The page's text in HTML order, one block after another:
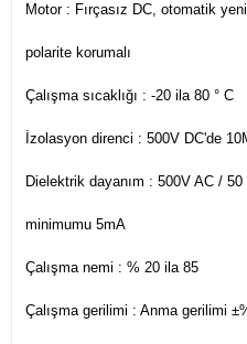
Motor : Fırçasız DC, otomatik
polarite korumalı
Çalışma sıcaklığı : -20 ila 80 ° C
İzolasyon direnci : 500V DC'de
Dielektrik dayanım : 500V AC /
minimumu 5mA
Çalışma nemi : % 20 ila 85
Çalışma gerilimi : Anma gerilimi